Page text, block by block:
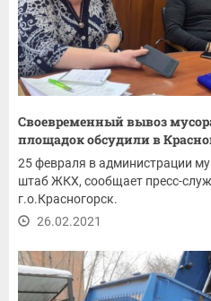
Своевременный вывоз
площадок обсудили в
25 февраля в администрации
штаб ЖКХ, сообщает пресс-
г.о.Красногорск.
26.02.2021